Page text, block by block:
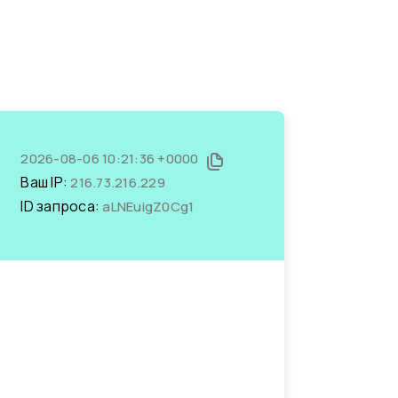
2026-08-06 10:21:36 +0000
Ваш IP:216.73.216.229
ID запроса:aLNEuigZ0Cg1